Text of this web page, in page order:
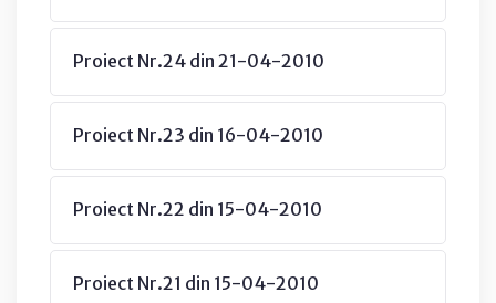
Proiect Nr.24 din 21-04-2010
Proiect Nr.23 din 16-04-2010
Proiect Nr.22 din 15-04-2010
Proiect Nr.21 din 15-04-2010